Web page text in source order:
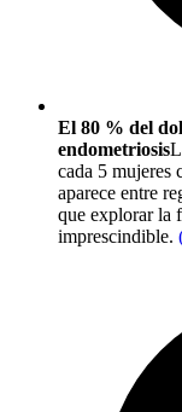
El 80 % del
endometriosis
cada 5
aparece entre
que explorar la
imprescindible.